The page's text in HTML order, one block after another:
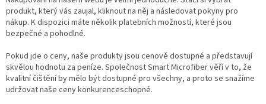
produkt, který vás zaujal, kliknout na něj a následovat pokyny pro
nákup. K dispozici máte několik platebních možností, které jsou
bezpečné a pohodlné.
Pokud jde o ceny, naše produkty jsou cenově dostupné a představují
skvělou hodnotu za peníze. Společnost Smart Microfiber věří v to, že
kvalitní čištění by mělo být dostupné pro všechny, a proto se snažíme
udržovat naše ceny konkurenceschopné.